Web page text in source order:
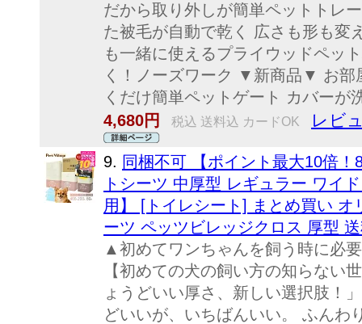
だから取り外しが簡単ペットトレ
た被毛が自動で乾く 広さも形も変
も一緒に使えるプライウッドペッ
く！ノーズワーク ▼新商品▼ お部
くだけ簡単ペットゲート カバーが
4,680円
税込 送料込 カードOK レビ
9. 同梱不可 【ポイント最大10倍
トシーツ 中厚型 レギュラー ワイ
用】 [トイレシート] まとめ買い
ーツ ペッツビレッジクロス 厚型
▲初めてワンちゃんを飼う時に必
【初めての犬の飼い方の知らな
ょうどいい厚さ、新しい選択肢！
どいいが、いちばんいい。 ふんわ